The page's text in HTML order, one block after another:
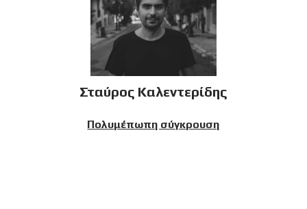
Σταύρος Καλεντερίδης
Πολυμέπωπη σύγκρουση